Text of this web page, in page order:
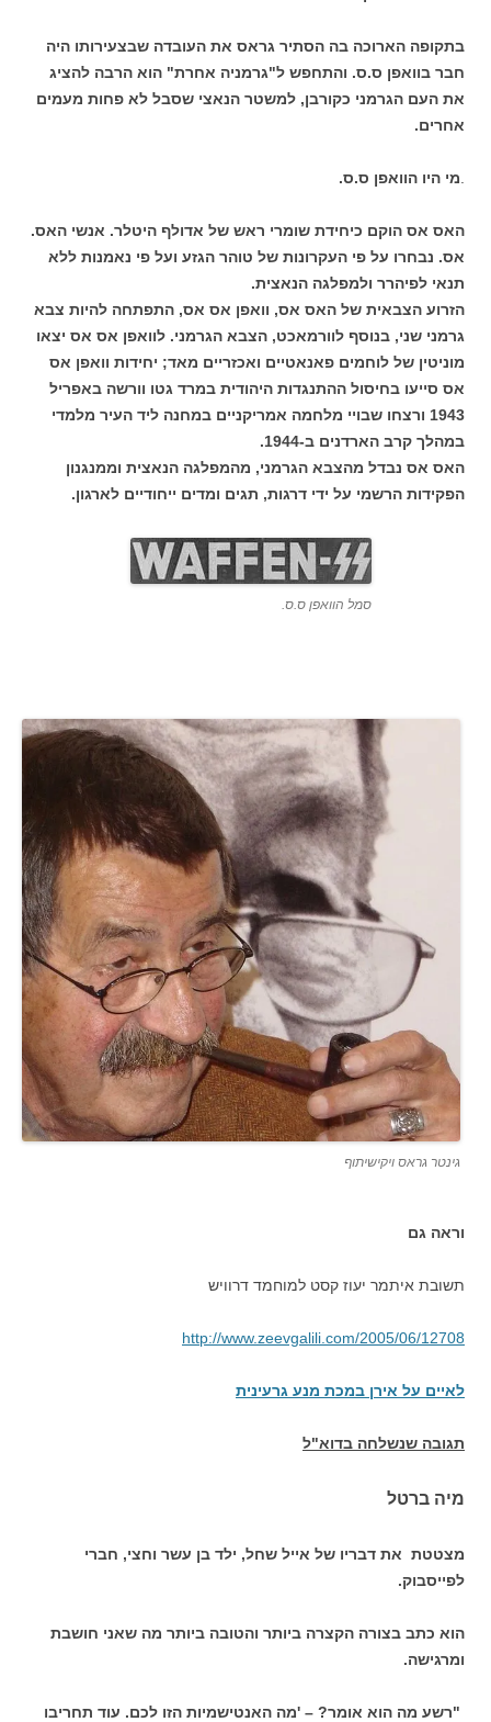
בתקופה הארוכה בה הסתיר גראס את העובדה שבצעירותו היה
חבר בוואפן ס.ס. והתחפש ל"גרמניה אחרת" הוא הרבה להציג
את העם הגרמני כקורבן, למשטר הנאצי שסבל לא פחות מעמים
אחרים.
מי היו הוואפן ס.ס.
האס אס הוקם כיחידת שומרי ראש של אדולף היטלר. אנשי האס.
אס. נבחרו על פי העקרונות של טוהר הגזע ועל פי נאמנות ללא
תנאי לפיהרר ולמפלגה הנאצית.
הזרוע הצבאית של האס אס, וואפן אס אס, התפתחה להיות צבא
גרמני שני, בנוסף לוורמאכט, הצבא הגרמני. לוואפן אס אס יצאו
מוניטין של לוחמים פאנאטיים ואכזריים מאד; יחידות וואפן אס
אס סייעו בחיסול ההתנגדות היהודית במרד גטו וורשה באפריל
1943 ורצחו שבויי מלחמה אמריקניים במחנה ליד העיר מלמדי
במהלך קרב הארדנים ב-1944.
האס אס נבדל מהצבא הגרמני, מהמפלגה הנאצית וממנגנון
הפקידות הרשמי על ידי דרגות, תגים ומדים ייחודיים לארגון.
סמל הוואפן ס.ס.
גינטר גראס ויקישיתוף
וראה גם
תשובת איתמר יעוז קסט למוחמד דרוויש
http://www.zeevgalili.com/2005/06/12708
לאיים על אירן במכת מנע גרעינית
תגובה שנשלחה בדוא"ל
מיה ברטל
מצטטת את דבריו של אייל שחל, ילד בן עשר וחצי, חברי
לפייסבוק.
הוא כתב בצורה הקצרה ביותר והטובה ביותר מה שאני חושבת
ומרגישה.
"רשע מה הוא אומר? – 'מה האנטישמיות הזו לכם. עוד תחריבו